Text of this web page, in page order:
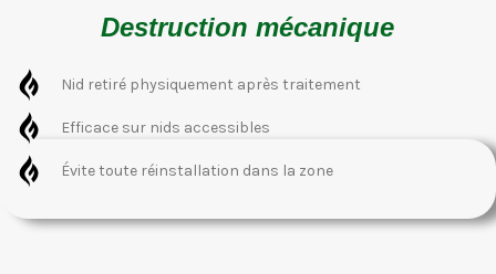
Destruction mécanique
Nid retiré physiquement après traitement
Efficace sur nids accessibles
Évite toute réinstallation dans la zone